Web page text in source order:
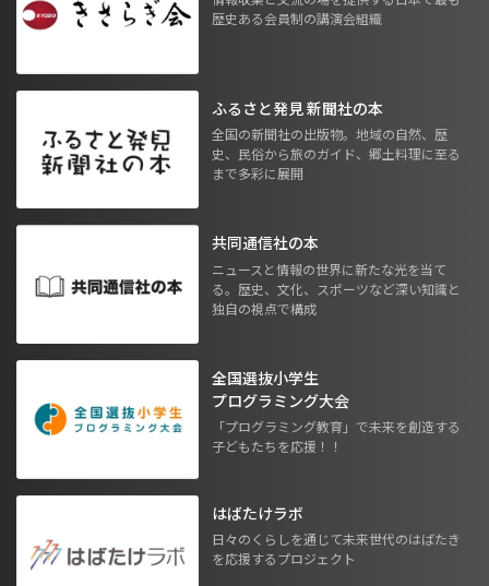
歴史ある会員制の講演会組織
ふるさと発見 新聞社の本
全国の新聞社の出版物。地域の自然、歴
史、民俗から旅のガイド、郷土料理に至る
まで多彩に展開
共同通信社の本
ニュースと情報の世界に新たな光を当て
る。歴史、文化、スポーツなど深い知識と
独自の視点で構成
全国選抜小学生
プログラミング大会
「プログラミング教育」で未来を創造する
子どもたちを応援！！
はばたけラボ
日々のくらしを通じて未来世代のはばたき
を応援するプロジェクト